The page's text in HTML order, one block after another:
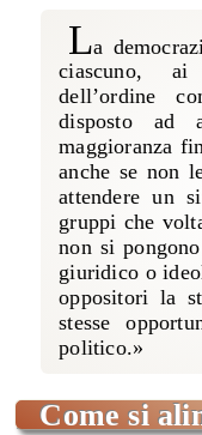
La
ciascuno,
dell’ordine
disposto ad
maggioranza
anche se non
attendere un
gruppi che
non si
giuridico o
oppositori la
stesse
politico.»
come si